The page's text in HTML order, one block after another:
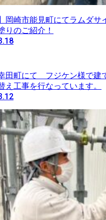
岡崎市能見町にてラムダサ
りのご紹介！
田町にて フジケン様で建
え工事を行なっています。